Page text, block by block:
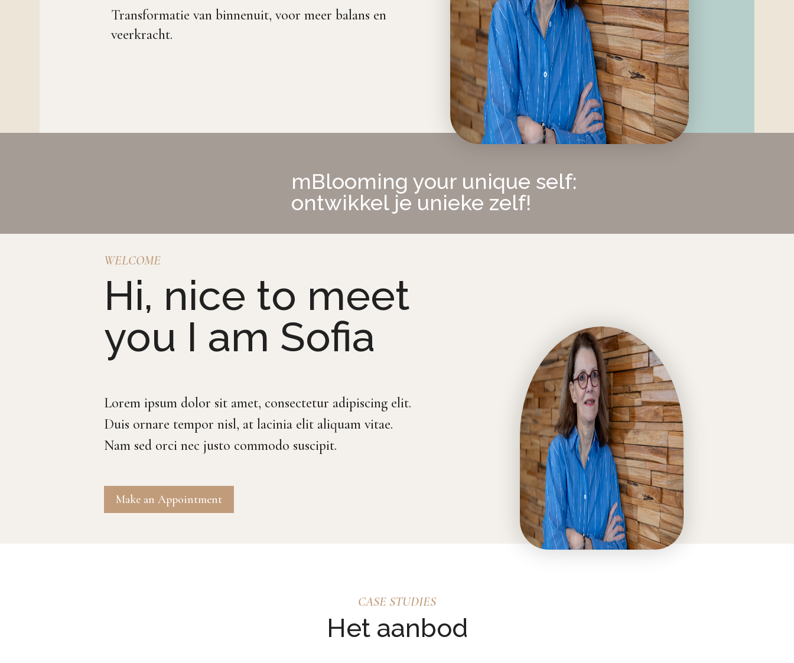
Transformatie van binnenuit, voor meer balans en
veerkracht.
mBlooming your unique self:
ontwikkel je unieke zelf!
WELCOME
Hi, nice to meet
you I am Sofia
Lorem ipsum dolor sit amet, consectetur adipiscing elit.
Duis ornare tempor nisl, at lacinia elit aliquam vitae.
Nam sed orci nec justo commodo suscipit.
Make an Appointment
CASE STUDIES
Het aanbod